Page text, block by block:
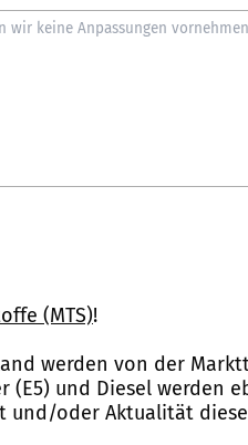
(MTS)!
werden von der
(E5) und Diesel werden
und/oder Aktualität